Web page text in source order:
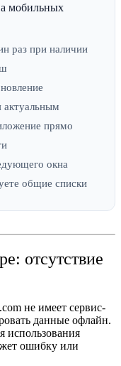
мобильных
раз при наличии
актуальным
прямо
окна
общие списки
отсутствие
не имеет сервис-
данные офлайн.
использования
ошибку или